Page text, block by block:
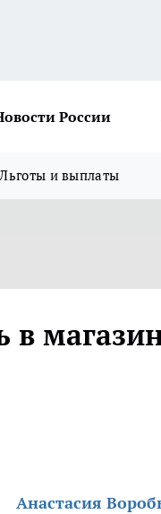
России
Льготы и выплаты
в
Анастасия